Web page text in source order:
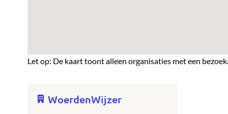
Let op: De kaart toont alleen organisaties met een
WoerdenWijzer